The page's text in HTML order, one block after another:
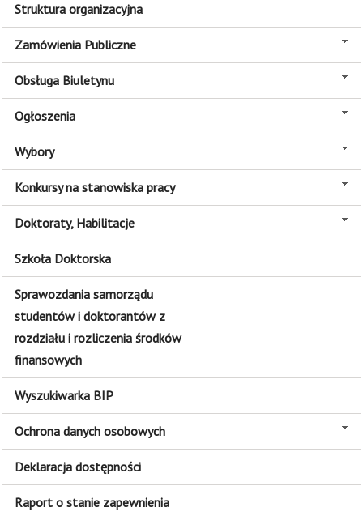
Struktura organizacyjna
Zamówienia Publiczne
Obsługa Biuletynu
Ogłoszenia
Wybory
Konkursy na stanowiska pracy
Doktoraty, Habilitacje
Szkoła Doktorska
Sprawozdania samorządu
studentów i doktorantów z
rozdziału i rozliczenia środków
finansowych
Wyszukiwarka BIP
Ochrona danych osobowych
Deklaracja dostępności
Raport o stanie zapewnienia